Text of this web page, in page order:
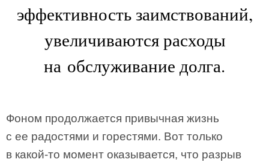
эффективность заимствований,
увеличиваются расходы
на обслуживание долга.
Фоном продолжается привычная жизнь
с ее радостями и горестями. Вот только
в какой-то момент оказывается, что разрыв